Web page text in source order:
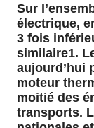
Sur
électrique,
3 fois
similaire1.
aujourd’hui
moteur
moitié des
transports.